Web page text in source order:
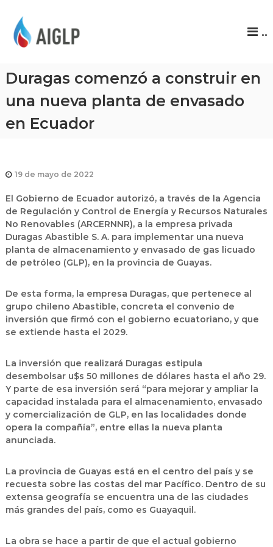
P
..
Duragas comenzó a construir en
una nueva planta de envasado
en Ecuador
19 de mayo de 2022
El Gobierno de Ecuador autorizó, a través de la Agencia
de Regulación y Control de Energía y Recursos Naturales
No Renovables (ARCERNNR), a la empresa privada
Duragas Abastible S. A. para implementar una nueva
planta de almacenamiento y envasado de gas licuado
de petróleo (GLP), en la provincia de Guayas.
De esta forma, la empresa Duragas, que pertenece al
grupo chileno Abastible, concreta el convenio de
inversión que firmó con el gobierno ecuatoriano, y que
se extiende hasta el 2029.
La inversión que realizará Duragas estipula
desembolsar u$s 50 millones de dólares hasta el año 29.
Y parte de esa inversión será “para mejorar y ampliar la
capacidad instalada para el almacenamiento, envasado
y comercialización de GLP, en las localidades donde
opera la compañía”, entre ellas la nueva planta
anunciada.
La provincia de Guayas está en el centro del país y se
recuesta sobre las costas del mar Pacífico. Dentro de su
extensa geografía se encuentra una de las ciudades
más grandes del país, como es Guayaquil.
La obra se hace a partir de que el actual gobierno